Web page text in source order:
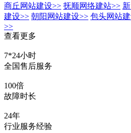
商丘网站建设>> 抚顺网络建站>>
建设>> 朝阳网站建设>> 包头网站
>>
查看更多
7*24小时
全国售后服务
100倍
故障时长
24年
行业服务经验